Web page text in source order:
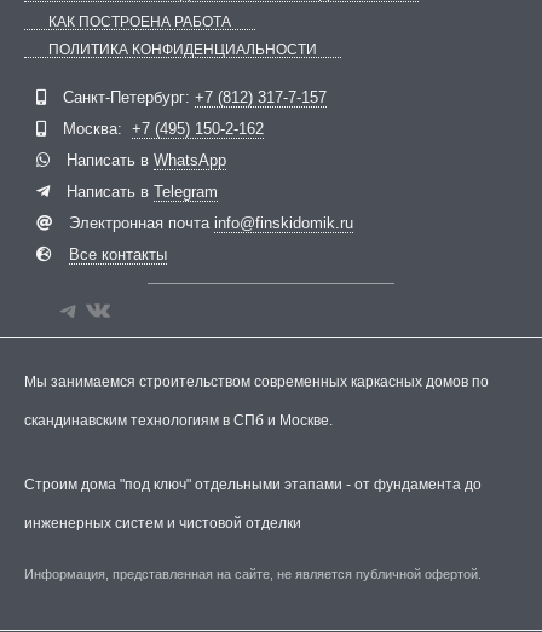
КАК ПОСТРОЕНА РАБОТА
ПОЛИТИКА КОНФИДЕНЦИАЛЬНОСТИ
Санкт-Петербург: +7 (812) 317-7-157
Москва: +7 (495) 150-2-162
Написать в WhatsApp
Написать в Telegram
Электронная почта info@finskidomik.ru
Все контакты
Мы занимаемся строительством современных каркасных домов по
скандинавским технологиям в СПб и Москве.
Строим дома "под ключ" отдельными этапами - от фундамента до
инженерных систем и чистовой отделки
Информация, представленная на сайте, не является публичной офертой.